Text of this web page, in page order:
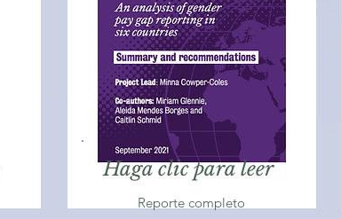
Haga clic para leer
Reporte completo